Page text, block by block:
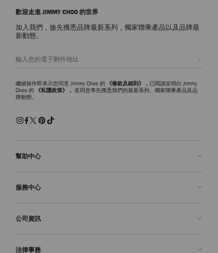
歡迎走進 JIMMY CHOO 的世界
加入我們，搶先獲悉品牌最新系列，獨家聯乘產品以及品牌最
新動態。
繼續操作即表示您同意 Jimmy Choo 的 《條款及細則》， 已閱讀並明白 Jimmy
Choo 的
《私隱政策》， 並同意率先獲悉我們的最新系列、獨家聯乘產品及品
牌動態。
幫助中心
常見問題解答
申請退貨
服務中心
定制服務
公司資訊
法律事務